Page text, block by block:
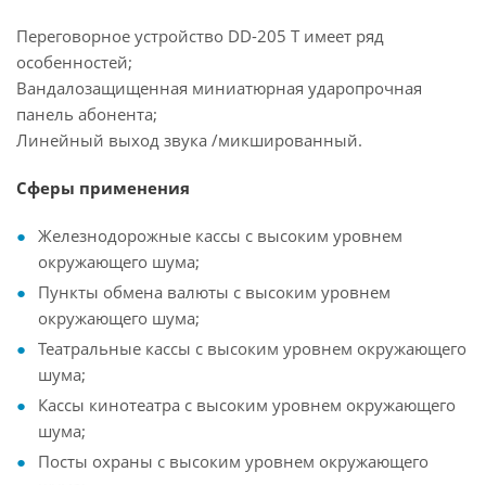
Переговорное устройство DD-205 T имеет ряд
особенностей;
Вандалозащищенная миниатюрная ударопрочная
панель абонента;
Линейный выход звука /микшированный.
Сферы применения
Железнодорожные кассы с высоким уровнем
окружающего шума;
Пункты обмена валюты с высоким уровнем
окружающего шума;
Театральные кассы с высоким уровнем окружающего
шума;
Кассы кинотеатра с высоким уровнем окружающего
шума;
Посты охраны с высоким уровнем окружающего